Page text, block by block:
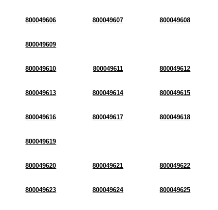
800049606 800049607 800049608
800049609
800049610 800049611 800049612
800049613 800049614 800049615
800049616 800049617 800049618
800049619
800049620 800049621 800049622
800049623 800049624 800049625